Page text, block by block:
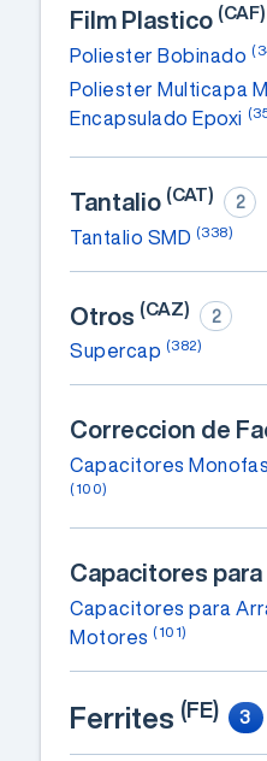
Film Plastico (CAF)
Poliester Bobinado
Poliester Multicapa
Encapsulado Epoxi
Tantalio (CAT) 2
Tantalio SMD (338)
Otros (CAZ) 2
Supercap (382)
Correccion de
Capacitores
(100)
Capacitores
Capacitores para
Motores (101)
Ferrites (FE) 3